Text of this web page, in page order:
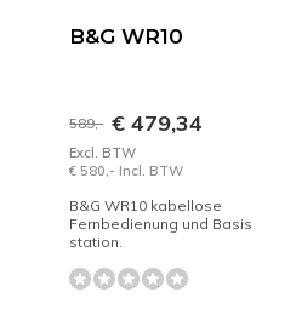
B&G WR10
589,- € 479,34
Excl. BTW
€ 580,- Incl. BTW
B&G WR10 kabellose
Fernbedienung und Basis
station.